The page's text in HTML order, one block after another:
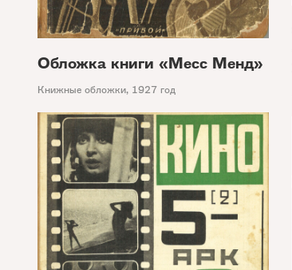
Обложка книги «Месс Менд»
Книжные обложки, 1927 год